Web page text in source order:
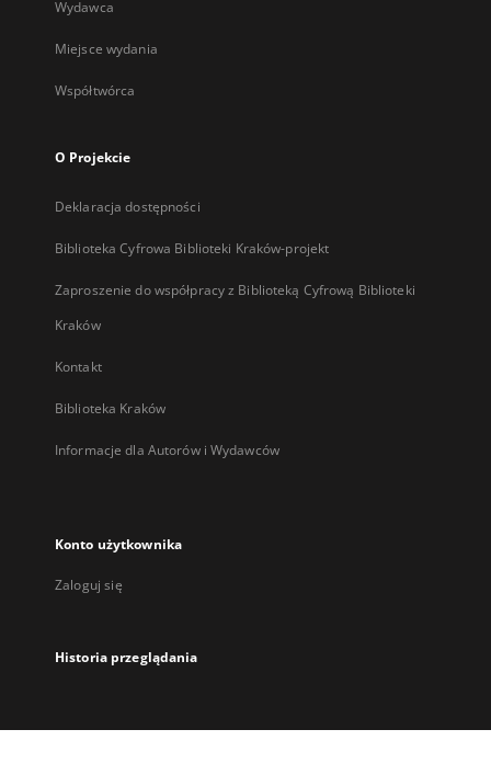
Wydawca
Miejsce wydania
Współtwórca
O Projekcie
Deklaracja dostępności
Biblioteka Cyfrowa Biblioteki Kraków-projekt
Zaproszenie do współpracy z Biblioteką Cyfrową Biblioteki
Kraków
Kontakt
Biblioteka Kraków
Informacje dla Autorów i Wydawców
Konto użytkownika
Zaloguj się
Historia przeglądania